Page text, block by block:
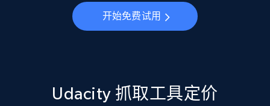
Instagram - Profiles - Collect profile
information by user name
22.3K+ 3.5K+ 注册使用
开始免费试用
Udacity 抓取工具定价